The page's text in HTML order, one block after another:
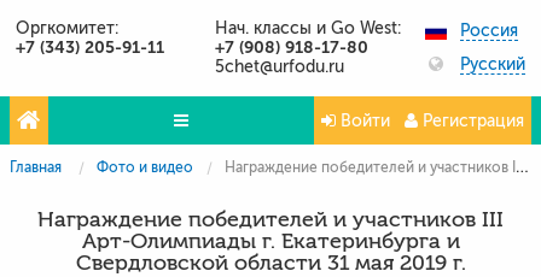
Оргкомитет: Нач. классы и Go West:
+7 (343) 205-91-11 +7 (908) 918-17-80
5chet@urfodu.ru
Россия
Русский
Олимпиады
Проекты
Партнёры
Войти Регистрация
Главная Фото и видео Награждение победителей и участников III Арт-Олимпиады г. Екатеринбурга и Свердловской области 31 мая 2019 г.
Награждение победителей и участников III
Арт-Олимпиады г. Екатеринбурга и
Свердловской области 31 мая 2019 г.